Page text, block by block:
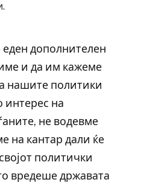
еден дополнителен
и да им кажеме
нашите политики
интерес на
не водевме
на кантар дали ќе
политички
вредеше државата